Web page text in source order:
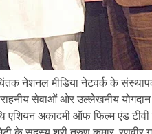
नेशनल मीडिया नेटवर्क के
सेवाओं ओर उल्लेखनीय
एशियन अकादमी ऑफ फिल्म एंड